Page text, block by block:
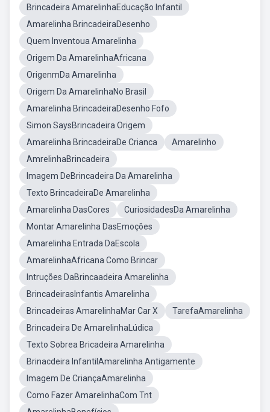
Brincadeira AmarelinhaEducação Infantil
Amarelinha BrincadeiraDesenho
Quem Inventoua Amarelinha
Origem Da AmarelinhaAfricana
OrigenmDa Amarelinha
Origem Da AmarelinhaNo Brasil
Amarelinha BrincadeiraDesenho Fofo
Simon SaysBrincadeira Origem
Amarelinha BrincadeiraDe Crianca
Amarelinho
AmrelinhaBrincadeira
Imagem DeBrincadeira Da Amarelinha
Texto BrincadeiraDe Amarelinha
Amarelinha DasCores
CuriosidadesDa Amarelinha
Montar Amarelinha DasEmoções
Amarelinha Entrada DaEscola
AmarelinhaAfricana Como Brincar
Intruções DaBrincaadeira Amarelinha
BrincadeirasInfantis Amarelinha
Brincadeiras AmarelinhaMar Car X
TarefaAmarelinha
Brincadeira De AmarelinhaLúdica
Texto Sobrea Bricadeira Amarelinha
Brinacdeira InfantilAmarelinha Antigamente
Imagem De CriançaAmarelinha
Como Fazer AmarelinhaCom Tnt